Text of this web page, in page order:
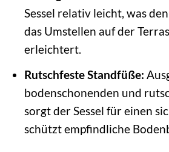
Sessel relativ leicht, was
das Umstellen auf der
erleichtert.
Rutschfeste Standfüße:
bodenschonenden und
sorgt der Sessel für einen
schützt empfindliche